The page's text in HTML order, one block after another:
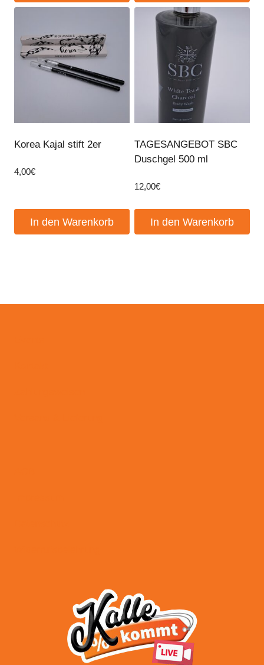
Korea Kajal stift 2er
4,00€
In den Warenkorb
TAGESANGEBOT SBC
Duschgel 500 ml
12,00€
In den Warenkorb